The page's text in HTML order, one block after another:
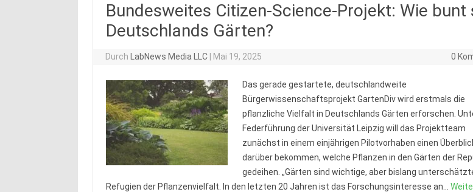
Bundesweites Citizen-Science-Projekt: Wie bunt
Deutschlands Gärten?
Durch LabNews Media LLC Mai 19, 2025 0
Das gerade gestartete, deutschlandweite
Bürgerwissenschaftsprojekt GartenDiv wird erstmals die
pflanzliche Vielfalt in Deutschlands Gärten erforschen.
Federführung der Universität Leipzig will das Projektteam
zunächst in einem einjährigen Pilotvorhaben einen
darüber bekommen, welche Pflanzen in den Gärten der
gedeihen. „Gärten sind wichtige, aber bislang
Refugien der Pflanzenvielfalt. In den letzten 20 Jahren ist das Forschungsinteresse an…